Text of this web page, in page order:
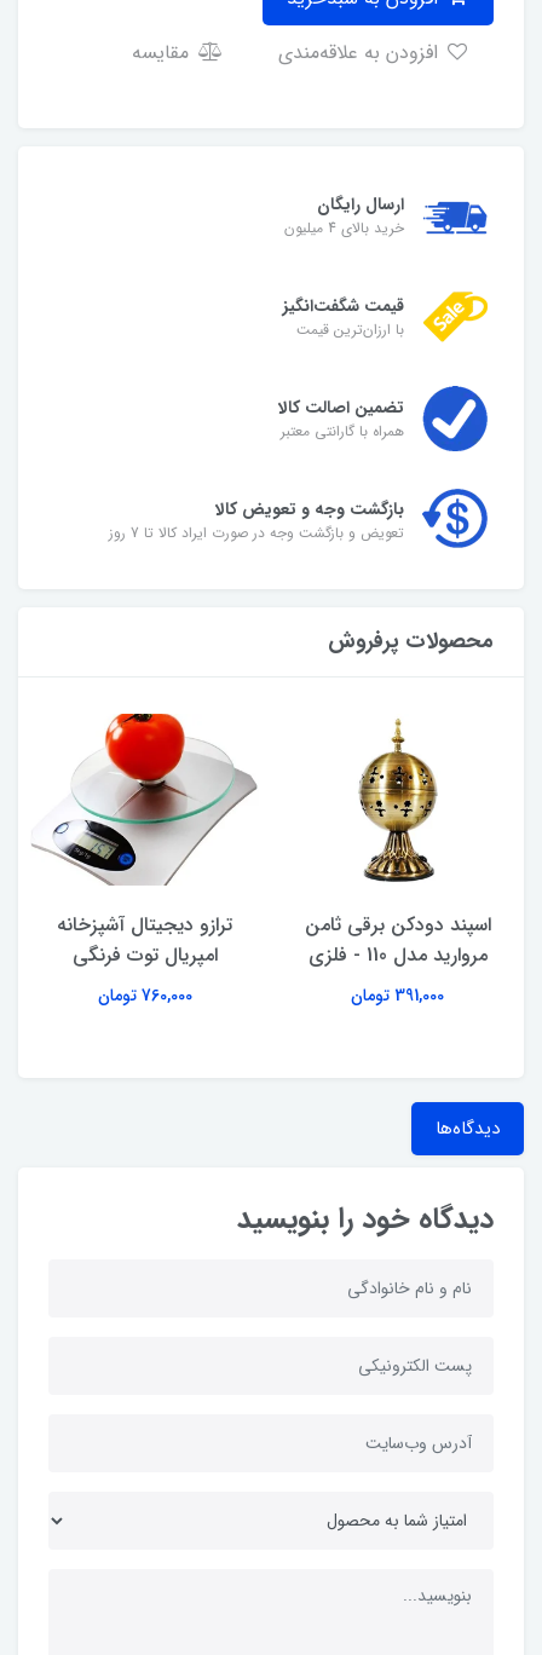
مقایسه
ارسال رایگان
خرید بالای 4 میلیون
قیمت شگفت‌انگیز
با ارزان‌ترین قیمت
تضمین اصالت کالا
همراه با گارانتی معتبر
بازگشت وجه و تعویض کالا
تعویض و بازگشت وجه در صورت ایراد کالا تا 7 روز
محصولات پرفروش
اسپند دودکن برقی ثامن
مروارید مدل 110 - فلزی
391,000 تومان
ترازو دیجیتال آشپزخانه
امپریال توت فرنگی
760,000 تومان
دیدگاه‌ها
دیدگاه خود را بنویسید